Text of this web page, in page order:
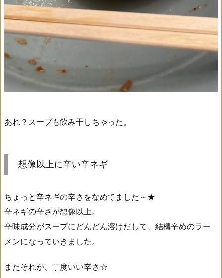
あれ？スープも飲み干しちゃった。
想像以上に辛い辛ネギ
ちょっと辛ネギの辛さをなめてました～★
辛ネギの辛さが想像以上。
辛味成分がスープにどんどん溶けだして、結構辛めのラー
メンになっていきました。
またそれが、丁度いい辛さ☆